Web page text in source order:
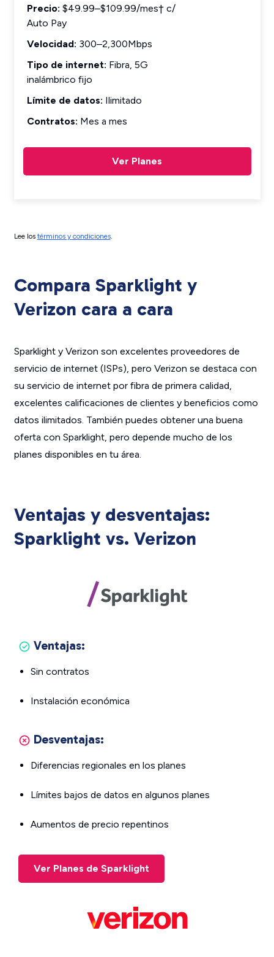
Precio: $49.99–$109.99/mes† c/
Auto Pay
Velocidad: 300–2,300Mbps
Tipo de internet: Fibra, 5G
inalámbrico fijo
Límite de datos: Ilimitado
Contratos: Mes a mes
Ver Planes
Lee los términos y condiciones.
Compara Sparklight y
Verizon cara a cara
Sparklight y Verizon son excelentes proveedores de
servicio de internet (ISPs), pero Verizon se destaca con
su servicio de internet por fibra de primera calidad,
excelentes calificaciones de clientes y beneficios como
datos ilimitados. También puedes obtener una buena
oferta con Sparklight, pero depende mucho de los
planes disponibles en tu área.
Ventajas y desventajas:
Sparklight vs. Verizon
Ventajas:
Sin contratos
Instalación económica
Desventajas:
Diferencias regionales en los planes
Límites bajos de datos en algunos planes
Aumentos de precio repentinos
Ver Planes de Sparklight